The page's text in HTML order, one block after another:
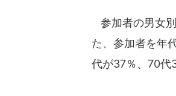
参加者の男女
た、参加者を年
代が37％、70代